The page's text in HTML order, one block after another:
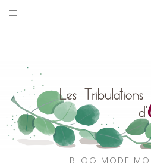
Aller
BLOG MODE
CATÉGORIES
VOYAGE
MON DRESSING